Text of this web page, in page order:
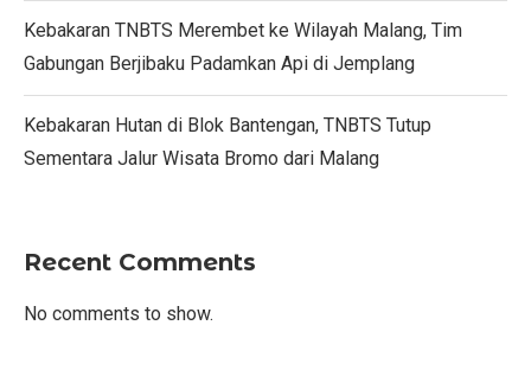
Kebakaran TNBTS Merembet ke Wilayah Malang, Tim
Gabungan Berjibaku Padamkan Api di Jemplang
Kebakaran Hutan di Blok Bantengan, TNBTS Tutup
Sementara Jalur Wisata Bromo dari Malang
Recent Comments
No comments to show.